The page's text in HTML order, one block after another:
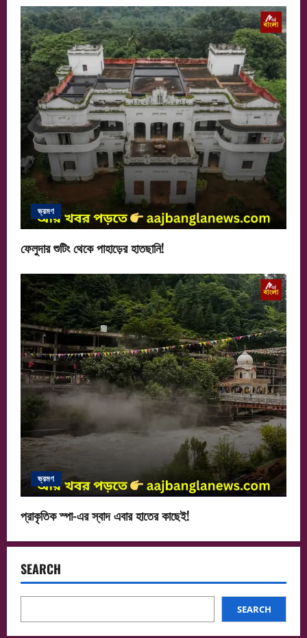
ভ্রমণ
ফেলুদার শুটিং থেকে পাহাড়ের হাতছানি!
ভ্রমণ
প্রাকৃতিক স্পা-এর স্বাদ এবার হাতের কাছেই!
SEARCH
SEARCH